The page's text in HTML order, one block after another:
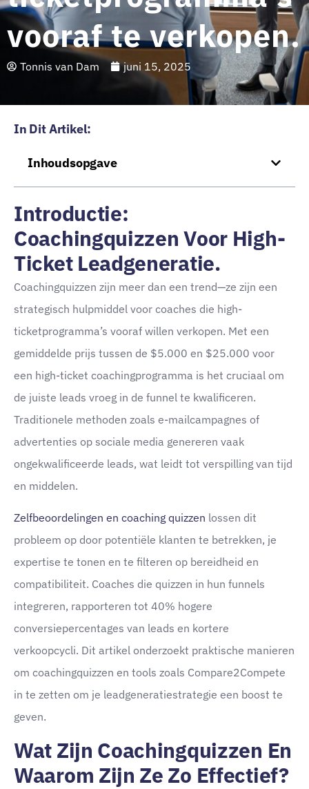
vooraf te verkopen.
Tonnis van Dam juni 15, 2025
In Dit Artikel:
Inhoudsopgave
Introductie:
Coachingquizzen Voor High-
Ticket Leadgeneratie.
Coachingquizzen zijn meer dan een trend—ze zijn een
strategisch hulpmiddel voor coaches die high-
ticketprogramma’s vooraf willen verkopen. Met een
gemiddelde prijs tussen de $5.000 en $25.000 voor
een high-ticket coachingprogramma is het cruciaal om
de juiste leads vroeg in de funnel te kwalificeren.
Traditionele methoden zoals e-mailcampagnes of
advertenties op sociale media genereren vaak
ongekwalificeerde leads, wat leidt tot verspilling van tijd
en middelen.
Zelfbeoordelingen en coaching quizzen lossen dit
probleem op door potentiële klanten te betrekken, je
expertise te tonen en te filteren op bereidheid en
compatibiliteit. Coaches die quizzen in hun funnels
integreren, rapporteren tot 40% hogere
conversiepercentages van leads en kortere
verkoopcycli. Dit artikel onderzoekt praktische manieren
om coachingquizzen en tools zoals Compare2Compete
in te zetten om je leadgeneratiestrategie een boost te
geven.
Wat Zijn Coachingquizzen En
Waarom Zijn Ze Zo Effectief?